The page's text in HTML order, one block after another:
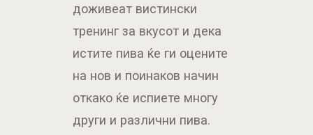
доживеат вистински
тренинг за вкусот и дека
истите пива ќе ги оцените
на нов и поинаков начин
откако ќе испиете многу
други и различни пива.